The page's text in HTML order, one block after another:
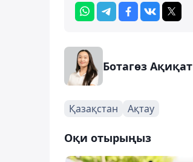
Ботагөз Ақиқат
Қазақстан Ақтау
Оқи отырыңыз